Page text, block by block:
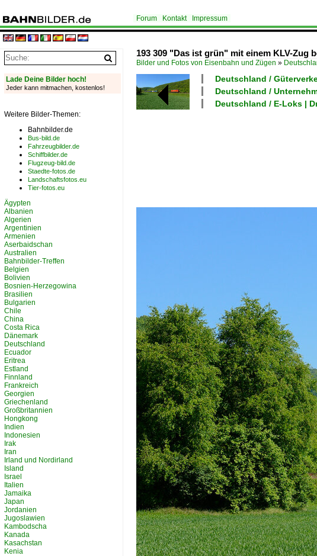
Forum Kontakt Impressum
193 309 "Das ist grün" mit einem KLV-Zug
Bilder und Fotos von Eisenbahn und Zügen »
Deutschland /
Deutschland /
Deutschland / E-Loks |
Lade Deine Bilder hoch!
Jeder kann mitmachen, kostenlos!
Weitere Bilder-Themen:
Bahnbilder.de
Bus-bild.de
Fahrzeugbilder.de
Schiffbilder.de
Flugzeug-bild.de
Staedte-fotos.de
Landschaftsfotos.eu
Tier-fotos.eu
Ägypten
Albanien
Algerien
Argentinien
Armenien
Aserbaidschan
Australien
Bahnbilder-Treffen
Belgien
Bolivien
Bosnien-Herzegowina
Brasilien
Bulgarien
Chile
China
Costa Rica
Dänemark
Deutschland
Ecuador
Eritrea
Estland
Finnland
Frankreich
Georgien
Griechenland
Großbritannien
Hongkong
Indien
Indonesien
Irak
Iran
Irland und Nordirland
Island
Israel
Italien
Jamaika
Japan
Jordanien
Jugoslawien
Kambodscha
Kanada
Kasachstan
Kenia